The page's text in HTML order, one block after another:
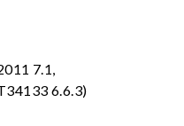
7.1,
6.6.3)